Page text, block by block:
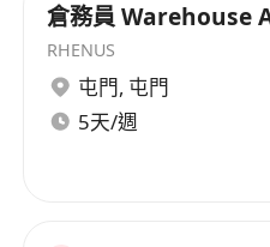
倉務員 Warehouse
RHENUS
屯門, 屯門
5天/週